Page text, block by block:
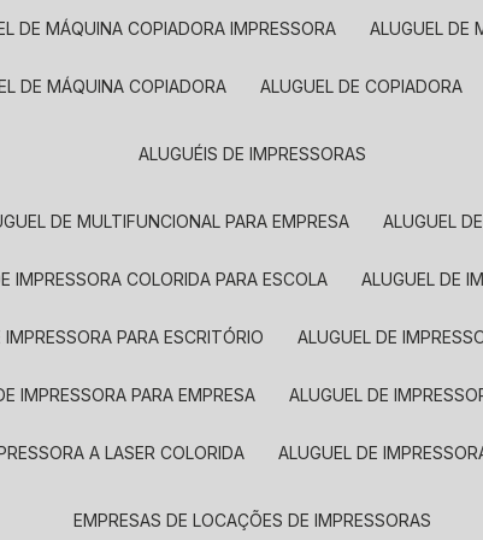
DE MÁQUINA COPIADORA IMPRESSORA ALUGUEL
DE MÁQUINA COPIADORA ALUGUEL DE COPIADORA
ALUGUÉIS DE IMPRESSORAS
DE MULTIFUNCIONAL PARA EMPRESA ALUGUEL
IMPRESSORA COLORIDA PARA ESCOLA ALUGUEL DE
IMPRESSORA PARA ESCRITÓRIO ALUGUEL DE
IMPRESSORA PARA EMPRESA ALUGUEL DE
A LASER COLORIDA ALUGUEL DE
EMPRESAS DE LOCAÇÕES DE IMPRESSORAS